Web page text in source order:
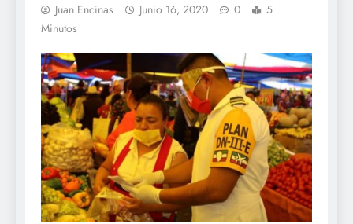
Juan Encinas Junio 16, 2020 0
5
Minutos